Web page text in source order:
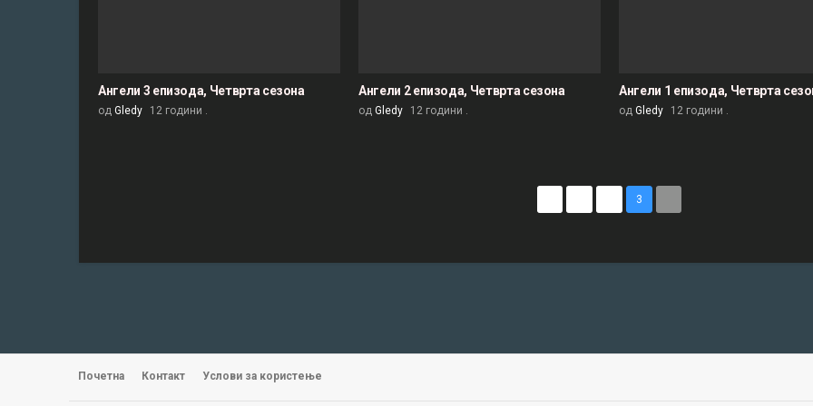
Ангели 3 епизода, Четврта сезона
од Gledy 12 години .
Ангели 2 епизода, Четврта сезона
од Gledy 12 години .
Ангели 1 епизода, Четврта
од Gledy 12 години .
3
Почетна Контакт Услови за користење